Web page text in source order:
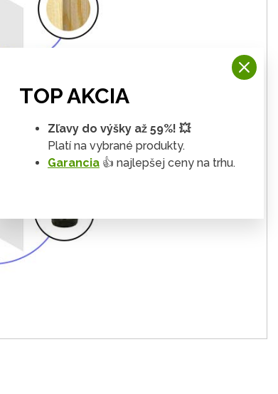
TOP AKCIA
Zľavy do výšky až 59%! 💥
Platí na vybrané produkty.
Garancia 👍 najlepšej ceny na trhu.